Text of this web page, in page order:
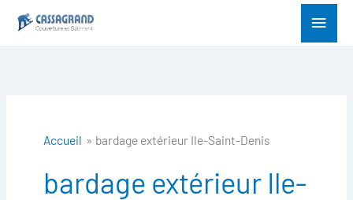
Menu
Accueil bardage extérieur Ile-Saint-Denis
bardage extérieur Ile-